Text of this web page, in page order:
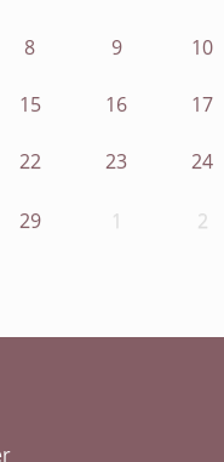
8 9 10
15 16 17
22 23 24
29 1 2